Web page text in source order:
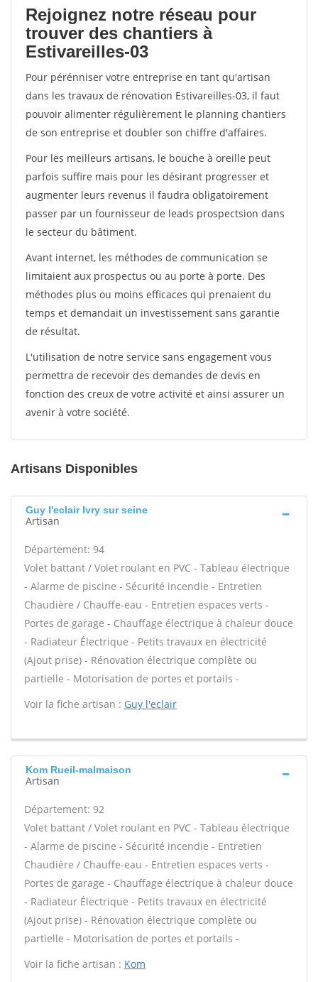
Rejoignez notre réseau pour
trouver des chantiers à
Estivareilles-03
Pour pérénniser votre entreprise en tant qu'artisan
dans les travaux de rénovation Estivareilles-03, il faut
pouvoir alimenter régulièrement le planning chantiers
de son entreprise et doubler son chiffre d'affaires.
Pour les meilleurs artisans, le bouche à oreille peut
parfois suffire mais pour les désirant progresser et
augmenter leurs revenus il faudra obligatoirement
passer par un fournisseur de leads prospectsion dans
le secteur du bâtiment.
Avant internet, les méthodes de communication se
limitaient aux prospectus ou au porte à porte. Des
méthodes plus ou moins efficaces qui prenaient du
temps et demandait un investissement sans garantie
de résultat.
L'utilisation de notre service sans engagement vous
permettra de recevoir des demandes de devis en
fonction des creux de votre activité et ainsi assurer un
avenir à votre société.
Artisans Disponibles
Guy l'eclair Ivry sur seine
Artisan
Département: 94
Volet battant / Volet roulant en PVC - Tableau électrique
- Alarme de piscine - Sécurité incendie - Entretien
Chaudière / Chauffe-eau - Entretien espaces verts -
Portes de garage - Chauffage électrique à chaleur douce
- Radiateur Électrique - Petits travaux en électricité
(Ajout prise) - Rénovation électrique complète ou
partielle - Motorisation de portes et portails -
Voir la fiche artisan : Guy l'eclair
Kom Rueil-malmaison
Artisan
Département: 92
Volet battant / Volet roulant en PVC - Tableau électrique
- Alarme de piscine - Sécurité incendie - Entretien
Chaudière / Chauffe-eau - Entretien espaces verts -
Portes de garage - Chauffage électrique à chaleur douce
- Radiateur Électrique - Petits travaux en électricité
(Ajout prise) - Rénovation électrique complète ou
partielle - Motorisation de portes et portails -
Voir la fiche artisan : Kom